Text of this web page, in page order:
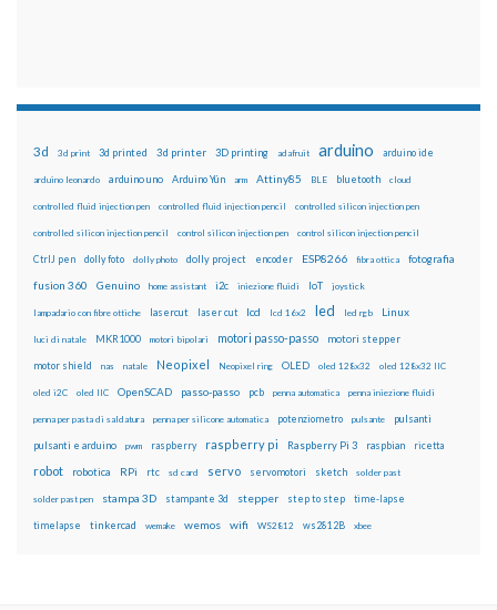
3d 3d print 3d printed 3d printer 3D printing adafruit arduino arduino ide
arduino leonardo arduino uno Arduino Yún arm Attiny85 BLE bluetooth cloud
controlled fluid injection pen controlled fluid injection pencil controlled silicon injection pen
controlled silicon injection pencil control silicon injection pen control silicon injection pencil
CtrlJ pen dolly foto dolly photo dolly project encoder ESP8266 fibra ottica fotografia
fusion 360 Genuino home assistant i2c iniezione fluidi IoT joystick
lampadario con fibre ottiche lasercut laser cut lcd lcd 16x2 led led rgb Linux
luci di natale MKR1000 motori bipolari motori passo-passo motori stepper
motor shield nas natale Neopixel Neopixel ring OLED oled 128x32 oled 128x32 IIC
oled i2C oled IIC OpenSCAD passo-passo pcb penna automatica penna iniezione fluidi
penna per pasta di saldatura penna per silicone automatica potenziometro pulsante pulsanti
pulsanti e arduino pwm raspberry raspberry pi Raspberry Pi 3 raspbian ricetta
robot robotica RPi rtc sd card servo servomotori sketch solder past
solder past pen stampa 3D stampante 3d stepper step to step time-lapse
timelapse tinkercad wemake wemos wifi WS2812 ws2812B xbee